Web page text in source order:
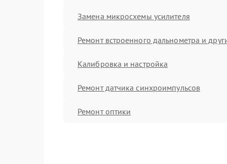
Замена микросхемы усилителя
Ремонт встроенного дальнометра и
Калибровка и настройка
Ремонт датчика синхроимпульсов
Ремонт оптики